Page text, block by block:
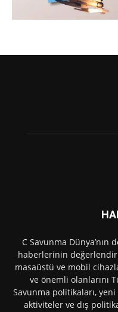
C Savunma Dünya’nın
haberlerinin
masaüstü ve mobil
ve önemli olanlarını
Savunma politikaları,
aktiviteler ve dış